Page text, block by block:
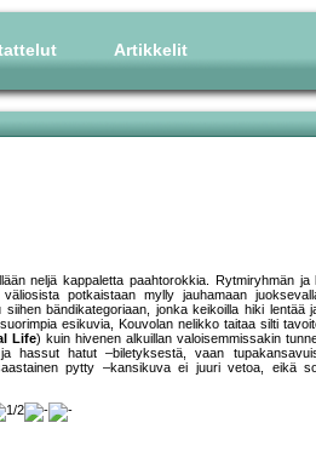
Artikkelit
neljä kappaletta paahtorokkia. Rytmiryhmän
potkaistaan mylly jauhamaan
bändikategoriaan, jonka keikoilla hiki lentää
esikuvia, Kouvolan nelikko taitaa silti
Life) kuin hivenen alkuillan valoisemmissakin
hatut –biletyksestä, vaan
pytty –kansikuva ei juuri vetoa, eikä